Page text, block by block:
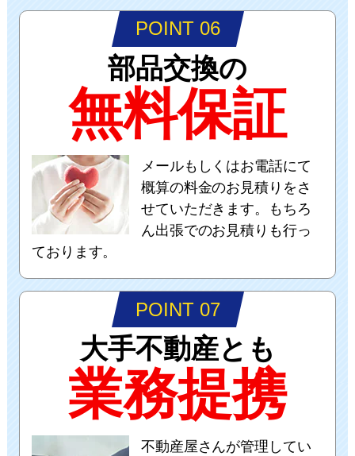
POINT 06
部品交換の
無料保証
メールもしくはお電話にて
概算の料金のお見積りをさ
せていただきます。もちろ
ん出張でのお見積りも行っ
ております。
POINT 07
大手不動産とも
業務提携
不動産屋さんが管理してい